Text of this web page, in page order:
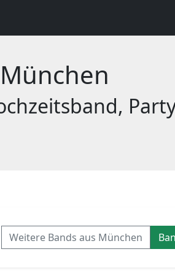
Weitere Bands aus München